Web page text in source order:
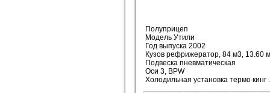
Полуприцеп
Модель Утили
Год выпуска 2002
Кузов рефрижератор, 84 м3, 13.60 м
Подвеска пневматическая
Оси 3, BPW
Холодильная установка термо кинг